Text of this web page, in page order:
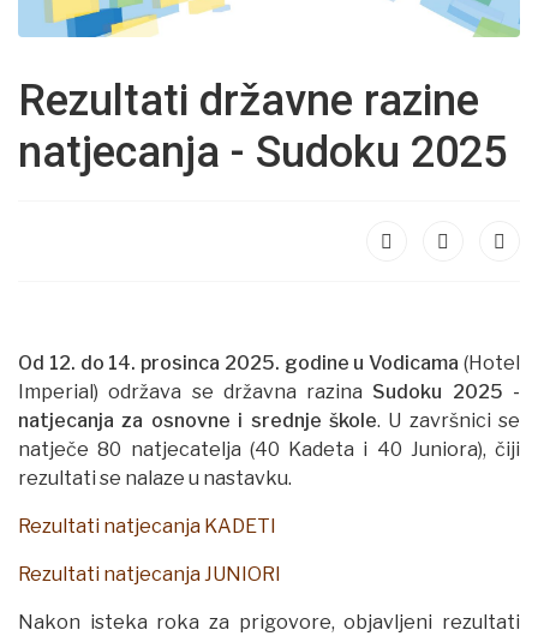
Rezultati državne razine
natjecanja - Sudoku 2025
Od 12. do 14. prosinca 2025. godine u Vodicama (Hotel
Imperial) održava se državna razina Sudoku 2025 -
natjecanja za osnovne i srednje škole. U završnici se
natječe 80 natjecatelja (40 Kadeta i 40 Juniora), čiji
rezultati se nalaze u nastavku.
Rezultati natjecanja KADETI
Rezultati natjecanja JUNIORI
Nakon isteka roka za prigovore, objavljeni rezultati